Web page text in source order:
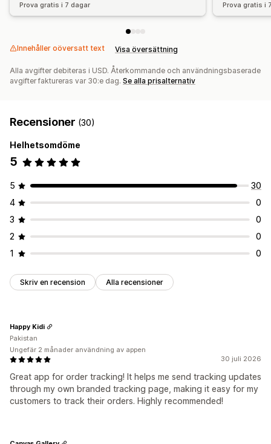
Prova gratis i 7 dagar Prova gratis i
Innehåller oöversatt text Visa översättning
Alla avgifter debiteras i USD. Återkommande och användningsbaserade
avgifter faktureras var 30:e dag. Se alla prisalternativ
Recensioner (30)
Helhetsomdöme
5
5
30
4
0
3
0
2
0
1
0
Skriv en recension Alla recensioner
30 juli 2026
Great app for order tracking! It helps me send tracking updates
through my own branded tracking page, making it easy for my
customers to track their orders. Highly recommended!
Happy Kidi
Pakistan
Ungefär 2 månader användning av appen